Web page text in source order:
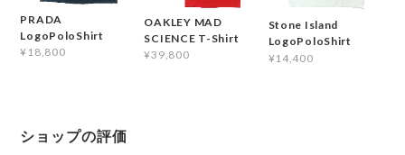
PRADA
LogoPoloShirt
¥18,800
OAKLEY MAD
SCIENCE T-Shirt
¥39,800
Stone Island
LogoPoloShirt
¥14,400
ショップの評価